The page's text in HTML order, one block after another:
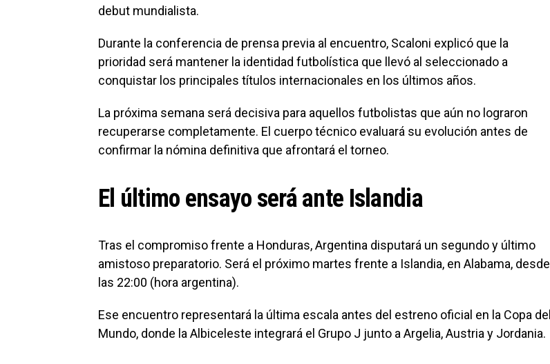
debut mundialista.
Durante la conferencia de prensa previa al encuentro, Scaloni explicó que la
prioridad será mantener la identidad futbolística que llevó al seleccionado a
conquistar los principales títulos internacionales en los últimos años.
La próxima semana será decisiva para aquellos futbolistas que aún no lograron
recuperarse completamente. El cuerpo técnico evaluará su evolución antes de
confirmar la nómina definitiva que afrontará el torneo.
El último ensayo será ante Islandia
Tras el compromiso frente a Honduras, Argentina disputará un segundo y último
amistoso preparatorio. Será el próximo martes frente a Islandia, en Alabama, desde
las 22:00 (hora argentina).
Ese encuentro representará la última escala antes del estreno oficial en la Copa del
Mundo, donde la Albiceleste integrará el Grupo J junto a Argelia, Austria y Jordania.